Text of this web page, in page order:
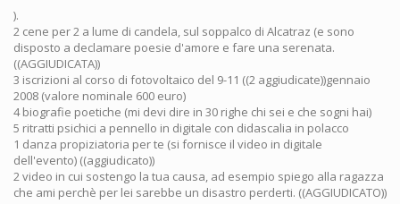
).
2 cene per 2 a lume di candela, sul soppalco di Alcatraz (e sono
disposto a declamare poesie d'amore e fare una serenata.
((AGGIUDICATA))
3 iscrizioni al corso di fotovoltaico del 9-11 ((2 aggiudicate))gennaio
2008 (valore nominale 600 euro)
4 biografie poetiche (mi devi dire in 30 righe chi sei e che sogni hai)
5 ritratti psichici a pennello in digitale con didascalia in polacco
1 danza propiziatoria per te (si fornisce il video in digitale
dell'evento) ((aggiudicato))
2 video in cui sostengo la tua causa, ad esempio spiego alla ragazza
che ami perchè per lei sarebbe un disastro perderti. ((AGGIUDICATO))